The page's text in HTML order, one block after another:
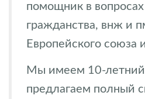
помощник в
гражданства, внж и
Европейского союза
Мы имеем 10-
предлагаем полный